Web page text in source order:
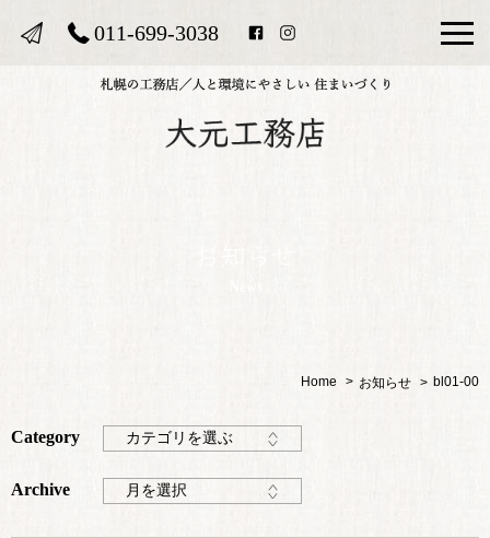
011-699-3038
Home お知らせ bl01-00
Category カテゴリを選ぶ
Archive 月を選択